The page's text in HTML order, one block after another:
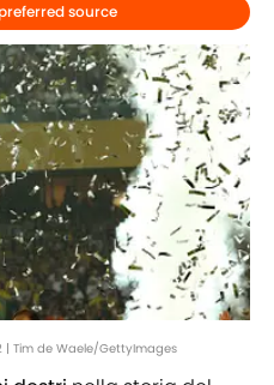
source
| Tim de Waele/GettyImages